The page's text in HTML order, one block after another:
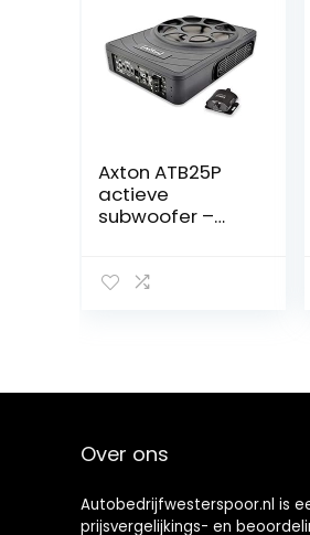
Axton ATB25P
actieve
subwoofer –
25 cm voor auto
Over ons
Autobedrijfwesterspoor.nl is
prijsvergelijkings- en